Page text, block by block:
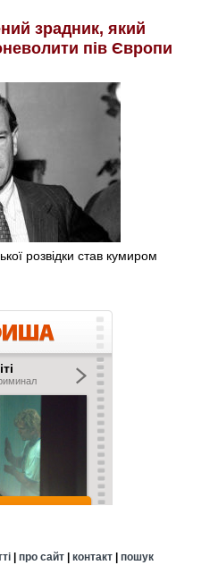
зрадник, який
пів Європи
розвідки став кумиром
| про сайт| контакт| пошук